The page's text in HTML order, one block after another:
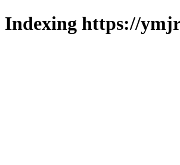
Indexing https://